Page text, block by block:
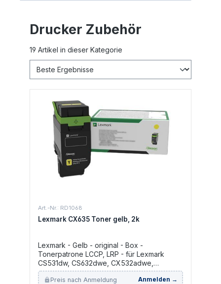
Drucker Zubehör
19 Artikel in dieser Kategorie
Art.-Nr.: RD1068
Lexmark CX635 Toner gelb, 2k
Lexmark - Gelb - original - Box -
Tonerpatrone LCCP, LRP - für Lexmark
CS531dw, CS632dwe, CX532adwe,
CX635adwe
Preis nach Anmeldung Anmelden →